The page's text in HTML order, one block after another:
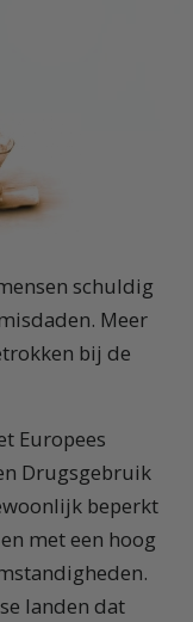
schuldig
Meer
bij de
Europees
Drugsgebruik
beperkt
met een hoog
landen dat